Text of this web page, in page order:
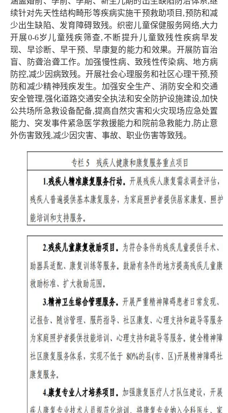
续针对先天性结构畸形等疾病实施干预救助项目,预防和减
少出生缺陷、发育障碍致残。织密儿童保健服务网络,大力
开展0-6岁儿童残疾筛查,不断提升儿童致残性疾病早发
现、早诊断、早干预、早康复的能力和效果。开展防盲治
盲、防聋治聋工作。加强慢性病、致残性传染病、地方病
防控,减少因病致残。开展社会心理服务和社区心理干预,预
防和减少精神残疾发生。加强安全生产、消防安全和交通
安全管理,强化道路交通安全执法和安全防护设施建设,加快
公共场所急救设备配备,提高自然灾害和火灾现场应急处置
能力、突发事件紧急医学救援能力和院前急救能力,防止意
外伤害致残,减少因灾害、事故、职业伤害等致残。